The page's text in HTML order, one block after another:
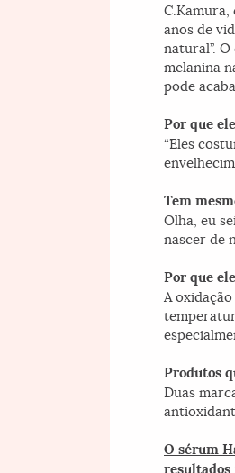
C.Kamura,
anos de
natural”.
melanina
pode
Por que
“Eles
Tem
Olha, eu
nascer de
Por que
A
Produtos
Duas
O sérum